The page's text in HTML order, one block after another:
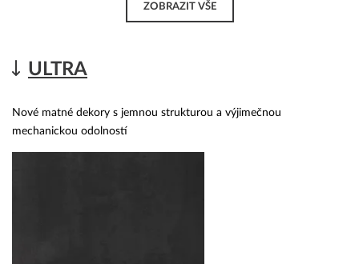
ZOBRAZIT VŠE
ULTRA
Nové matné dekory s jemnou strukturou a výjimečnou
mechanickou odolností